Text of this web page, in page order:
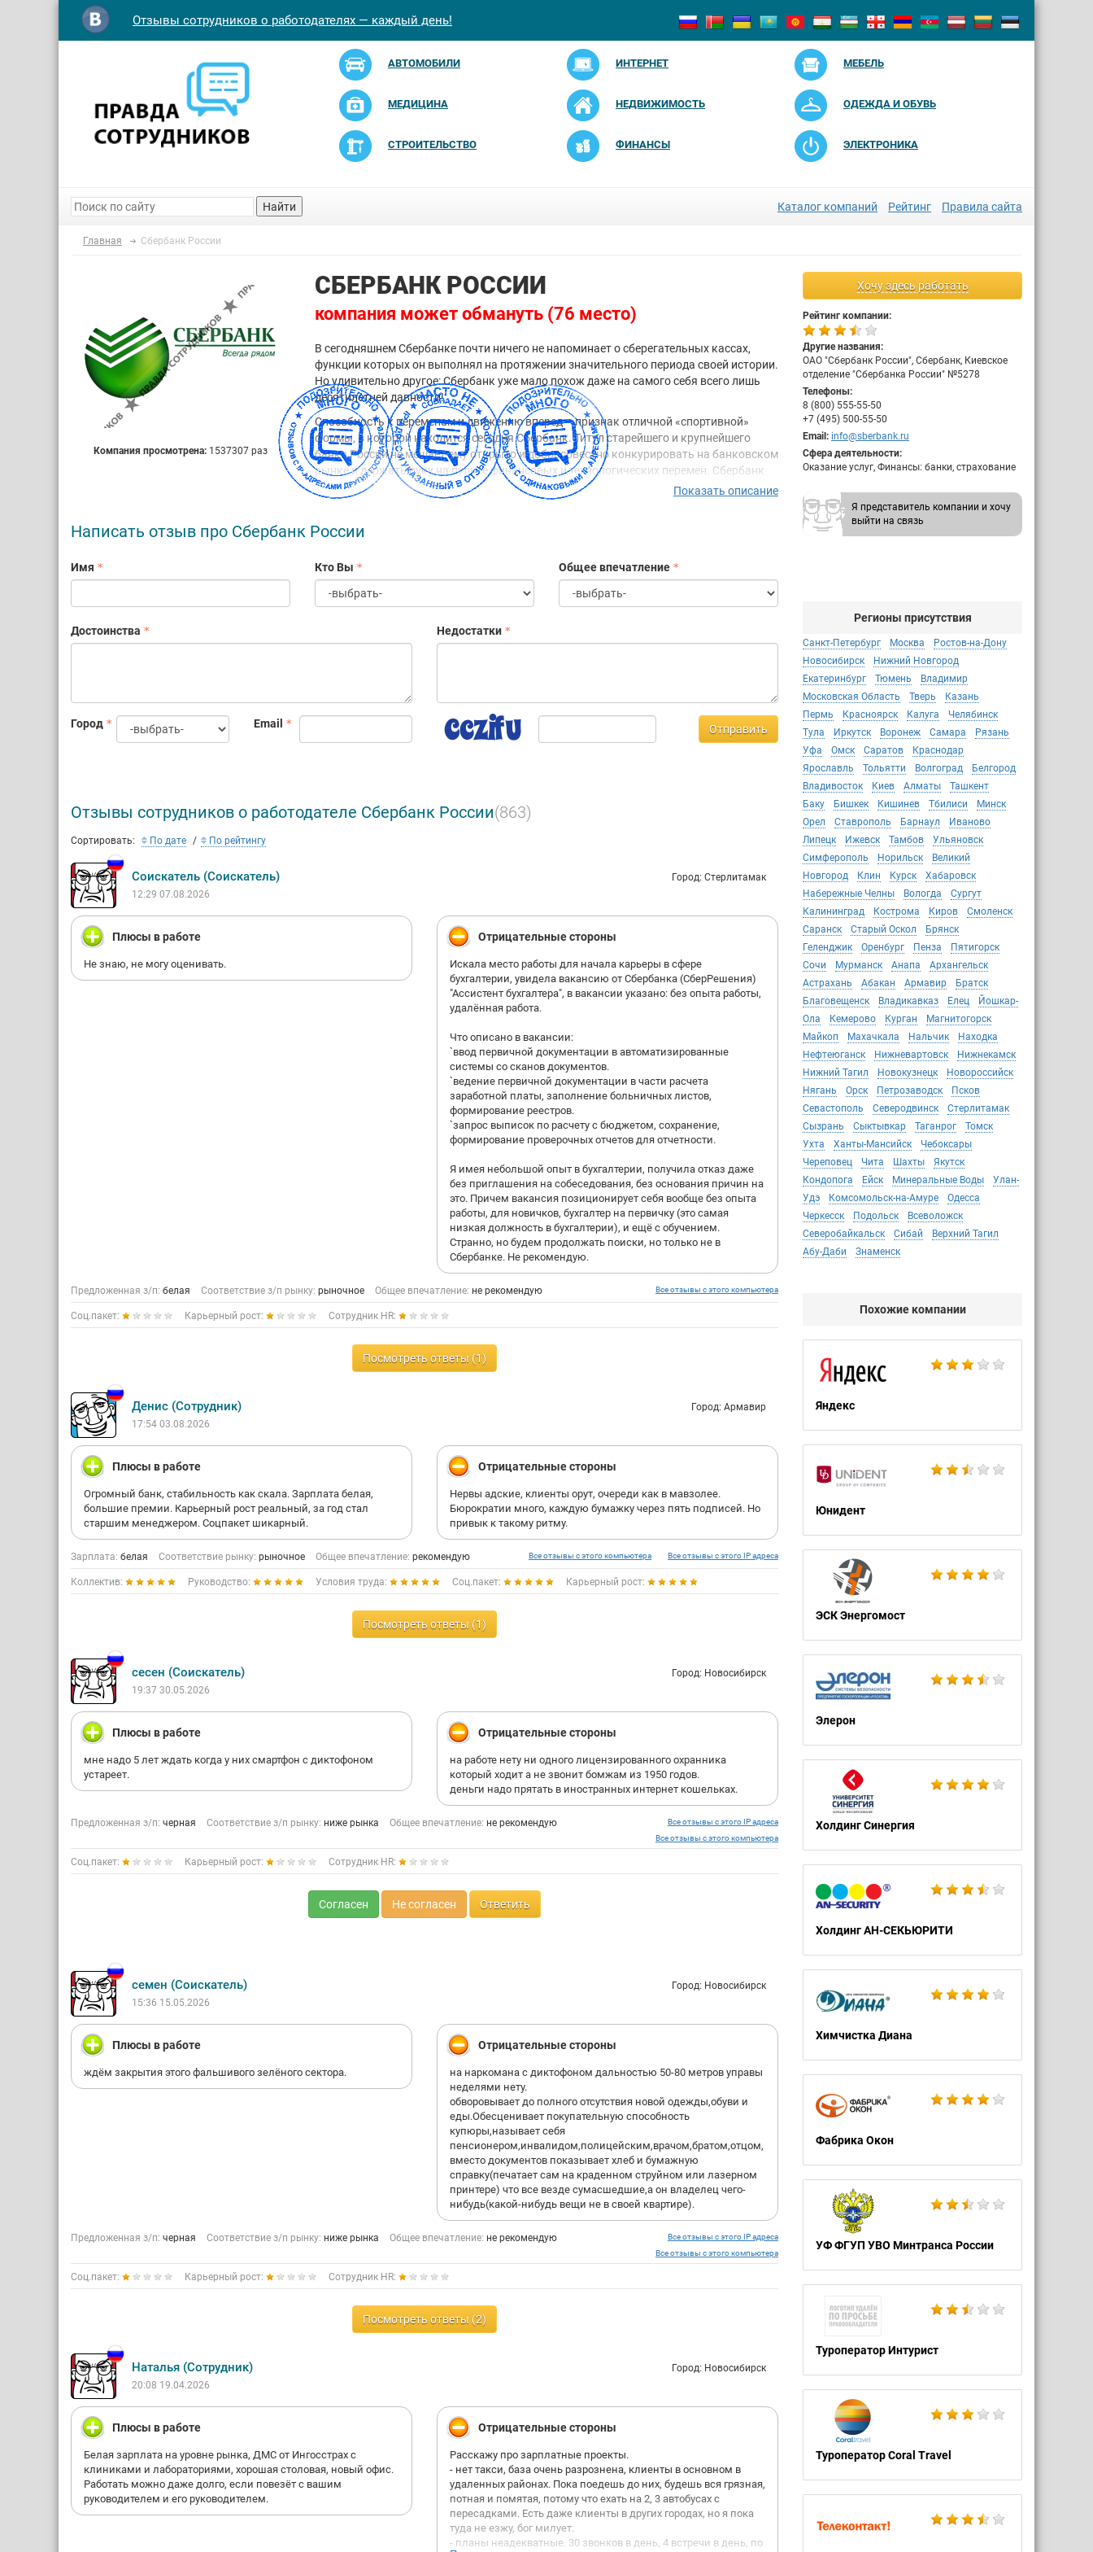
Отзывы сотрудников о работодателях — каждый день!
АВТОМОБИЛИ ИНТЕРНЕТ МЕБЕЛЬ
МЕДИЦИНА НЕДВИЖИМОСТЬ ОДЕЖДА И ОБУВЬ
СТРОИТЕЛЬСТВО ФИНАНСЫ ЭЛЕКТРОНИКА
Найти Каталог компаний Рейтинг Правила сайта
Главная Сбербанк России
Хочу здесь работать
Рейтинг компании:
Другие названия:
ОАО "Сбербанк России", Сбербанк, Киевское
отделение "Сбербанка России" №5278
Телефоны:
8 (800) 555-55-50
+7 (495) 500-55-50
Email: info@sberbank.ru
Сфера деятельности:
Оказание услуг, Финансы: банки, страхование
Я представитель компании и хочу
выйти на связь
Регионы присутствия
Санкт-Петербург Москва
Ростов-на-Дону
Новосибирск
Нижний Новгород
Екатеринбург
Тюмень
Владимир
Московская Область
Тверь
Казань
Пермь
Красноярск Калуга
Челябинск
Тула
Иркутск Воронеж Самара
Рязань
Уфа
Омск Саратов
Краснодар
Ярославль
Тольятти Волгоград
Белгород
Владивосток
Киев Алматы
Ташкент
Баку
Бишкек Кишинев Тбилиси
Минск
Орел
Ставрополь Барнаул
Иваново
Липецк
Ижевск Тамбов
Ульяновск
Симферополь
Норильск
Великий
Новгород
Клин Курск
Хабаровск
Набережные Челны
Вологда
Сургут
Калининград
Кострома Киров
Смоленск
Саранск
Старый Оскол
Брянск
Геленджик
Оренбург Пенза
Пятигорск
Сочи
Мурманск Анапа
Архангельск
Астрахань
Абакан Армавир
Братск
Благовещенск
Владикавказ Елец
Йошкар-
Ола
Кемерово Курган
Магнитогорск
Майкоп
Махачкала Нальчик
Находка
Нефтеюганск
Нижневартовск
Нижнекамск
Нижний Тагил
Новокузнецк
Новороссийск
Нягань
Орск Петрозаводск
Псков
Севастополь
Северодвинск
Стерлитамак
Сызрань
Сыктывкар Таганрог
Томск
Ухта
Ханты-Мансийск
Чебоксары
Череповец
Чита Шахты
Якутск
Кондопога
Ейск Минеральные Воды
Улан-
Удэ
Комсомольск-на-Амуре
Одесса
Черкесск
Подольск
Всеволожск
Северобайкальск
Сибай
Верхний Тагил
Абу-Даби
Знаменск
Похожие компании
Яндекс
Юнидент
ЭСК Энергомост
Элерон
Холдинг Синергия
Холдинг АН-СЕКЬЮРИТИ
Химчистка Диана
Фабрика Окон
УФ ФГУП УВО Минтранса России
Туроператор Интурист
Туроператор Coral Travel
Компания просмотрена: 1537307 раз
СБЕРБАНК РОССИИ
компания может обмануть (76 место)
В сегодняшнем Сбербанке почти ничего не напоминает о сберегательных кассах,
функции которых он выполнял на протяжении значительного периода своей истории.
Но удивительно другое: Сбербанк уже мало похож даже на самого себя всего лишь
десятилетней давности!
Способность к переменам и движению вперед – признак отличной «спортивной»
формы, в которой находится сегодня Сбербанк. Титул старейшего и крупнейшего
банка России не мешает ему открыто и добросовестно конкурировать на банковском
рынке и держать руку на пульсе финансовых и технологических перемен. Сбербанк
не только шагает в ногу с современными тенденциями рынка, но и опережает их,
уверенно ориентируясь в стремительно меняющихся технологиях и предпочтениях
банковской системы. Банк дает работу и источник дохода каждой 150-й российской
На долю лидера российского банковского сектора по общему объему активов
Сбербанк сегодня – это 16 территориальных банков и более 17 тысяч отделений по
всей стране, в 83 субъектах Российской Федерации, расположенных на территории 11
часовых поясов.
миллионов человек.
Все розничные кредиты в Сбербанке выдаются по технологии «Кредитная фабрика»,
качества кредитного портфеля.
Показать описание
Написать отзыв про Сбербанк России
Имя Кто Вы Общее впечатление
Достоинства Недостатки
Город Email Отправить
Отзывы сотрудников о работодателе Сбербанк России(863)
Сортировать: По дате По рейтингу
Соискатель (Соискатель)
Город: Стерлитамак
12:29 07.08.2026
Плюсы в работе
Не знаю, не могу оценивать.
Отрицательные стороны
Искала место работы для начала карьеры в сфере
бухгалтерии, увидела вакансию от Сбербанка (СберРешения)
"Ассистент бухгалтера", в вакансии указано: без опыта работы,
удалённая работа.
Что описано в вакансии:
`ввод первичной документации в автоматизированные
системы со сканов документов.
`ведение первичной документации в части расчета
заработной платы, заполнение больничных листов,
формирование реестров.
`запрос выписок по расчету с бюджетом, сохранение,
формирование проверочных отчетов для отчетности.
Я имея небольшой опыт в бухгалтерии, получила отказ даже
без приглашения на собеседования, без основания причин на
это. Причем вакансия позиционирует себя вообще без опыта
работы, для новичков, бухгалтер на первичку (это самая
низкая должность в бухгалтерии), и ещё с обучением.
Странно, но будем продолжать поиски, но только не в
Сбербанке. Не рекомендую.
Предложенная з/п: белая Соответствие з/п рынку: рыночное Общее впечатление: не рекомендую Все отзывы с этого компьютера
Соц.пакет: Карьерный рост: Сотрудник HR:
Посмотреть ответы (1)
Денис (Сотрудник)
Город: Армавир
17:54 03.08.2026
Плюсы в работе
Огромный банк, стабильность как скала. Зарплата белая,
большие премии. Карьерный рост реальный, за год стал
старшим менеджером. Соцпакет шикарный.
Отрицательные стороны
Нервы адские, клиенты орут, очереди как в мавзолее.
Бюрократии много, каждую бумажку через пять подписей. Но
привык к такому ритму.
Зарплата: белая Соответствие рынку: рыночное Общее впечатление: рекомендую Все отзывы с этого IP адреса
Все отзывы с этого компьютера
Коллектив: Руководство: Условия труда: Соц.пакет: Карьерный рост:
Посмотреть ответы (1)
сесен (Соискатель)
Город: Новосибирск
19:37 30.05.2026
Плюсы в работе
мне надо 5 лет ждать когда у них смартфон с диктофоном
устареет.
Отрицательные стороны
на работе нету ни одного лицензированного охранника
который ходит а не звонит бомжам из 1950 годов.
деньги надо прятать в иностранных интернет кошельках.
Предложенная з/п: черная Соответствие з/п рынку: ниже рынка Общее впечатление: не рекомендую
Все отзывы с этого IP адреса
Все отзывы с этого компьютера
Соц.пакет: Карьерный рост: Сотрудник HR:
Согласен Не согласен Ответить
семен (Соискатель)
Город: Новосибирск
15:36 15.05.2026
Плюсы в работе
ждём закрытия этого фальшивого зелёного сектора.
Отрицательные стороны
на наркомана с диктофоном дальностью 50-80 метров управы
неделями нету.
обворовывает до полного отсутствия новой одежды,обуви и
еды.Обесценивает покупательную способность
купюры,называет себя
пенсионером,инвалидом,полицейским,врачом,братом,отцом,
вместо документов показывает хлеб и бумажную
справку(печатает сам на краденном струйном или лазерном
принтере) что все везде сумасшедшие,а он владелец чего-
нибудь(какой-нибудь вещи не в своей квартире).
Предложенная з/п: черная Соответствие з/п рынку: ниже рынка Общее впечатление: не рекомендую
Все отзывы с этого IP адреса
Все отзывы с этого компьютера
Соц.пакет: Карьерный рост: Сотрудник HR:
Посмотреть ответы (2)
Наталья (Сотрудник)
Город: Новосибирск
20:08 19.04.2026
Плюсы в работе
Белая зарплата на уровне рынка, ДМС от Ингосстрах с
клиниками и лабораториями, хорошая столовая, новый офис.
Работать можно даже долго, если повезёт с вашим
руководителем и его руководителем.
Отрицательные стороны
Расскажу про зарплатные проекты.
- нет такси, база очень разрознена, клиенты в основном в
удаленных районах. Пока поедешь до них, будешь вся грязная,
потная и помятая, потому что ехать на 2, 3 автобусах с
пересадками. Есть даже клиенты в других городах, но я пока
туда не езжу, бог милует.
- планы неадекватные. 30 звонков в день, 4 встречи в день, по